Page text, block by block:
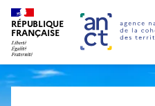
RÉPUBLIQUE
FRANÇAISE Agence